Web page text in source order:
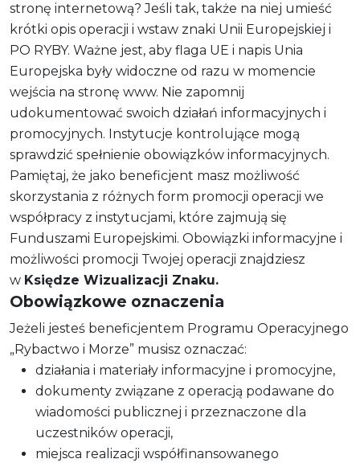
stronę internetową? Jeśli tak, także na niej umieść
krótki opis operacji i wstaw znaki Unii Europejskiej i
PO RYBY. Ważne jest, aby flaga UE i napis Unia
Europejska były widoczne od razu w momencie
wejścia na stronę www. Nie zapomnij
udokumentować swoich działań informacyjnych i
promocyjnych. Instytucje kontrolujące mogą
sprawdzić spełnienie obowiązków informacyjnych.
Pamiętaj, że jako beneficjent masz możliwość
skorzystania z różnych form promocji operacji we
współpracy z instytucjami, które zajmują się
Funduszami Europejskimi. Obowiązki informacyjne i
możliwości promocji Twojej operacji znajdziesz
w Księdze Wizualizacji Znaku.
Obowiązkowe oznaczenia
Jeżeli jesteś beneficjentem Programu Operacyjnego
„Rybactwo i Morze” musisz oznaczać:
działania i materiały informacyjne i promocyjne,
dokumenty związane z operacją podawane do
wiadomości publicznej i przeznaczone dla
uczestników operacji,
miejsca realizacji współfinansowanego